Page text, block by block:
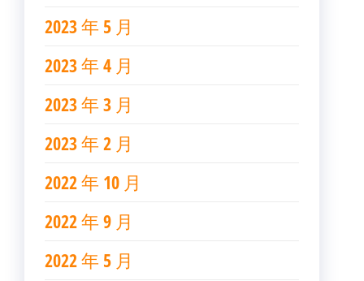
2023 年 5 月
2023 年 4 月
2023 年 3 月
2023 年 2 月
2022 年 10 月
2022 年 9 月
2022 年 5 月